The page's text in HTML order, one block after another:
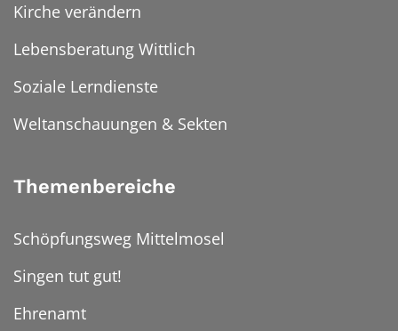
Kirche verändern
Lebensberatung Wittlich
Soziale Lerndienste
Weltanschauungen & Sekten
Themenbereiche
Schöpfungsweg Mittelmosel
Singen tut gut!
Ehrenamt